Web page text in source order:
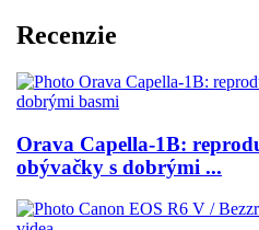
Recenzie
Orava Capella-1B:
obývačky s dobrými ...